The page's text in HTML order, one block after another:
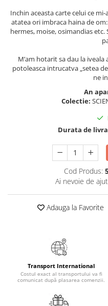
Lumea Copilariei
Ma pregatesc pentru scoala
Clasa a II-a
Clasa pregatitoare
Realitatea Augmentata
Religie pentru copii
ScienceConnection
Inchin aceasta carte celui ce
atatea ori imbraca haina de
hermes, moise, osimandias
M’am hotarit sa dau la
potoleasca intrucatva „setea
ne
An
Colectie:
Durata de
Cod Produs:
Ai nevoie de
Adauga la Favorite
Transport International
Costul exact al transportului va fi
comunicat după plasarea comenzii.